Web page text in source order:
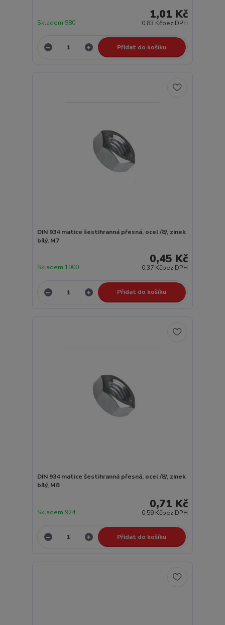
1,01 Kč
0,83 Kčbez DPH
Skladem 980
Přidat do košíku
DIN 934 matice šestihranná přesná, ocel /8/, zinek
bílý, M7
0,45 Kč
0,37 Kčbez DPH
Skladem 1000
Přidat do košíku
DIN 934 matice šestihranná přesná, ocel /8/, zinek
bílý, M8
0,71 Kč
0,59 Kčbez DPH
Skladem 924
Přidat do košíku